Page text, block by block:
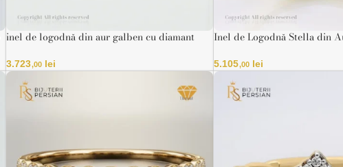
inel de logodnă din aur galben cu diamant
3.723,00lei
Inel de Logodnă Stella din
5.105,00 lei